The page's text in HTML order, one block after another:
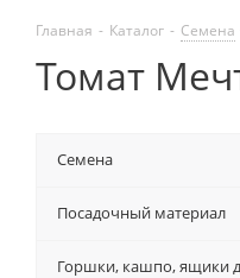
Главная - Каталог - Семена
Томат
Семена
Посадочный материал
Горшки, кашпо, ящики